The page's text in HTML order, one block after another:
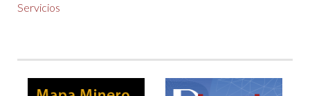
Servicios